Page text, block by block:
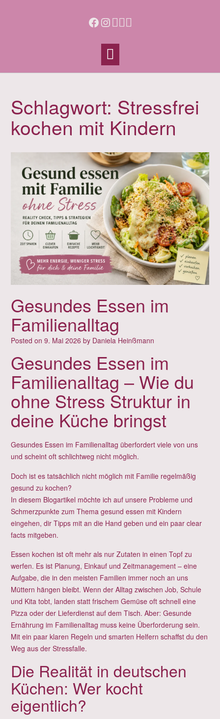
Facebook
Instagram
Schlagwort: Stressfrei
kochen mit Kindern
Gesundes Essen im
Familienalltag
Posted on 9. Mai 2026 by Daniela Heinßmann
Gesundes Essen im
Familienalltag – Wie du
ohne Stress Struktur in
deine Küche bringst
Gesundes Essen im Familienalltag überfordert viele von uns
und scheint oft schlichtweg nicht möglich.
Doch ist es tatsächlich nicht möglich mit Familie regelmäßig
gesund zu kochen?
In diesem Blogartikel möchte ich auf unsere Probleme und
Schmerzpunkte zum Thema gesund essen mit Kindern
eingehen, dir Tipps mit an die Hand geben und ein paar clear
facts mitgeben.
Essen kochen ist oft mehr als nur Zutaten in einen Topf zu
werfen. Es ist Planung, Einkauf und Zeitmanagement – eine
Aufgabe, die in den meisten Familien immer noch an uns
Müttern hängen bleibt. Wenn der Alltag zwischen Job, Schule
und Kita tobt, landen statt frischem Gemüse oft schnell eine
Pizza oder der Lieferdienst auf dem Tisch. Aber: Gesunde
Ernährung im Familienalltag muss keine Überforderung sein.
Mit ein paar klaren Regeln und smarten Helfern schaffst du den
Weg aus der Stressfalle.
Die Realität in deutschen
Küchen: Wer kocht
eigentlich?